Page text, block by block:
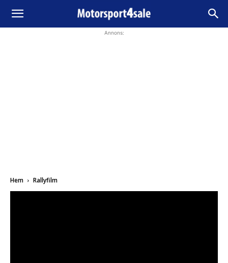
Annons:
Hem Rallyfilm